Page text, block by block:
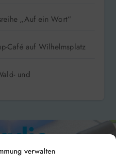
verwalten
„Auf ein Wort“
Café auf Wilhelmsplatz
und